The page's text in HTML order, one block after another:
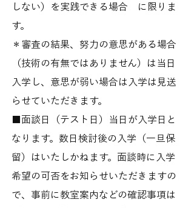
しない）を実践できる場合 に限りま
す。
＊審査の結果、努力の意思がある場合
（技術の有無ではありません）は当日
入学し、意思が弱い場合は入学は見送
らせていただきます。
■面談日（テスト日）当日が入学日と
なります。数日検討後の入学（一旦保
留）はいたしかねます。面談時に入学
希望の可否をお知らせいただきますの
で、事前に教室案内などの確認事項は